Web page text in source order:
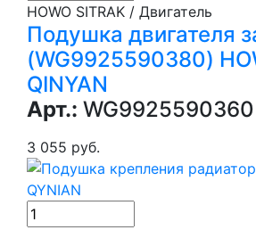
HOWO SITRAK / Двигатель
Подушка двигателя
(WG9925590380)
QINYAN
Арт.: WG9925590360
3 055 руб.